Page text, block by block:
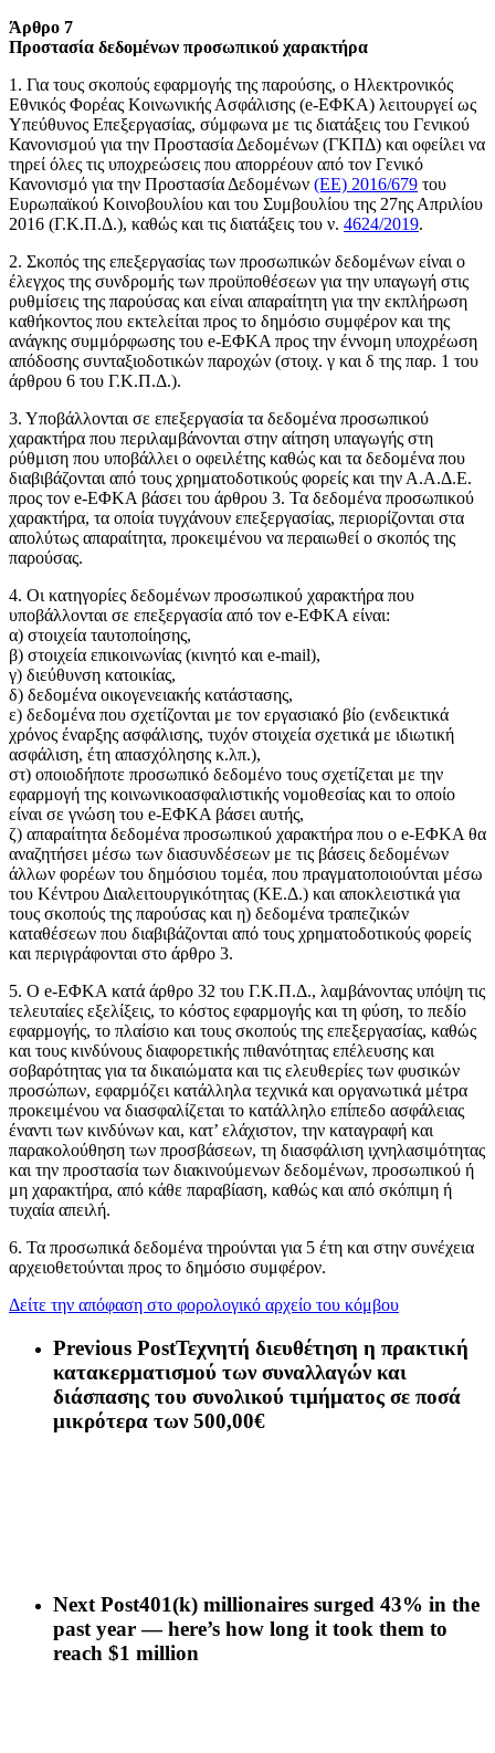
Άρθρο 7
Προστασία δεδομένων προσωπικού χαρακτήρα
1. Για τους σκοπούς εφαρμογής της παρούσης, ο Ηλεκτρονικός
Εθνικός Φορέας Κοινωνικής Ασφάλισης (e-ΕΦΚΑ) λειτουργεί ως
Υπεύθυνος Επεξεργασίας, σύμφωνα με τις διατάξεις του Γενικού
Κανονισμού για την Προστασία Δεδομένων (ΓΚΠΔ) και οφείλει να
τηρεί όλες τις υποχρεώσεις που απορρέουν από τον Γενικό
Κανονισμό για την Προστασία Δεδομένων (ΕΕ) 2016/679 του
Ευρωπαϊκού Κοινοβουλίου και του Συμβουλίου της 27ης Απριλίου
2016 (Γ.Κ.Π.Δ.), καθώς και τις διατάξεις του ν. 4624/2019.
2. Σκοπός της επεξεργασίας των προσωπικών δεδομένων είναι ο
έλεγχος της συνδρομής των προϋποθέσεων για την υπαγωγή στις
ρυθμίσεις της παρούσας και είναι απαραίτητη για την εκπλήρωση
καθήκοντος που εκτελείται προς το δημόσιο συμφέρον και της
ανάγκης συμμόρφωσης του e-ΕΦΚΑ προς την έννομη υποχρέωση
απόδοσης συνταξιοδοτικών παροχών (στοιχ. γ και δ της παρ. 1 του
άρθρου 6 του Γ.Κ.Π.Δ.).
3. Υποβάλλονται σε επεξεργασία τα δεδομένα προσωπικού
χαρακτήρα που περιλαμβάνονται στην αίτηση υπαγωγής στη
ρύθμιση που υποβάλλει ο οφειλέτης καθώς και τα δεδομένα που
διαβιβάζονται από τους χρηματοδοτικούς φορείς και την Α.Α.Δ.Ε.
προς τον e-ΕΦΚΑ βάσει του άρθρου 3. Τα δεδομένα προσωπικού
χαρακτήρα, τα οποία τυγχάνουν επεξεργασίας, περιορίζονται στα
απολύτως απαραίτητα, προκειμένου να περαιωθεί ο σκοπός της
παρούσας.
4. Οι κατηγορίες δεδομένων προσωπικού χαρακτήρα που
υποβάλλονται σε επεξεργασία από τον e-ΕΦΚΑ είναι:
α) στοιχεία ταυτοποίησης,
β) στοιχεία επικοινωνίας (κινητό και e-mail),
γ) διεύθυνση κατοικίας,
δ) δεδομένα οικογενειακής κατάστασης,
ε) δεδομένα που σχετίζονται με τον εργασιακό βίο (ενδεικτικά
χρόνος έναρξης ασφάλισης, τυχόν στοιχεία σχετικά με ιδιωτική
ασφάλιση, έτη απασχόλησης κ.λπ.),
στ) οποιοδήποτε προσωπικό δεδομένο τους σχετίζεται με την
εφαρμογή της κοινωνικοασφαλιστικής νομοθεσίας και το οποίο
είναι σε γνώση του e-ΕΦΚΑ βάσει αυτής,
ζ) απαραίτητα δεδομένα προσωπικού χαρακτήρα που ο e-ΕΦΚΑ θα
αναζητήσει μέσω των διασυνδέσεων με τις βάσεις δεδομένων
άλλων φορέων του δημόσιου τομέα, που πραγματοποιούνται μέσω
του Κέντρου Διαλειτουργικότητας (ΚΕ.Δ.) και αποκλειστικά για
τους σκοπούς της παρούσας και η) δεδομένα τραπεζικών
καταθέσεων που διαβιβάζονται από τους χρηματοδοτικούς φορείς
και περιγράφονται στο άρθρο 3.
5. Ο e-ΕΦΚΑ κατά άρθρο 32 του Γ.Κ.Π.Δ., λαμβάνοντας υπόψη τις
τελευταίες εξελίξεις, το κόστος εφαρμογής και τη φύση, το πεδίο
εφαρμογής, το πλαίσιο και τους σκοπούς της επεξεργασίας, καθώς
και τους κινδύνους διαφορετικής πιθανότητας επέλευσης και
σοβαρότητας για τα δικαιώματα και τις ελευθερίες των φυσικών
προσώπων, εφαρμόζει κατάλληλα τεχνικά και οργανωτικά μέτρα
προκειμένου να διασφαλίζεται το κατάλληλο επίπεδο ασφάλειας
έναντι των κινδύνων και, κατ’ ελάχιστον, την καταγραφή και
παρακολούθηση των προσβάσεων, τη διασφάλιση ιχνηλασιμότητας
και την προστασία των διακινούμενων δεδομένων, προσωπικού ή
μη χαρακτήρα, από κάθε παραβίαση, καθώς και από σκόπιμη ή
τυχαία απειλή.
6. Τα προσωπικά δεδομένα τηρούνται για 5 έτη και στην συνέχεια
αρχειοθετούνται προς το δημόσιο συμφέρον.
Δείτε την απόφαση στο φορολογικό αρχείο του κόμβου
Previous PostΤεχνητή διευθέτηση η πρακτική
κατακερματισμού των συναλλαγών και
διάσπασης του συνολικού τιμήματος σε ποσά
μικρότερα των 500,00€
Next Post401(k) millionaires surged 43% in the
past year — here’s how long it took them to
reach $1 million